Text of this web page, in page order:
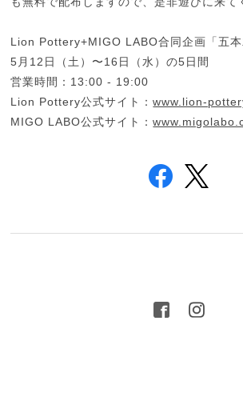
Lion Pottery+MIGO LABO合同企画「五本
5月12日（土）〜16日（水）の5日間
営業時間：13:00 - 19:00
Lion Pottery公式サイト：www.lion-
MIGO LABO公式サイト：